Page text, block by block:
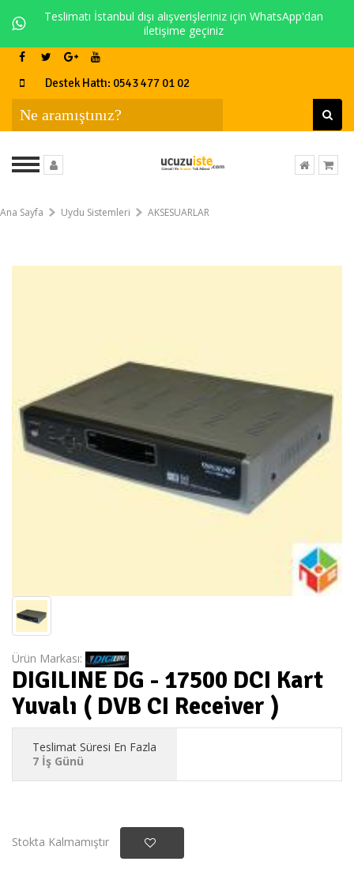
Teslimatı İstanbul dışı alışverişleriniz için WhatsApp'dan
iletişime geçiniz
Destek Hattı: 0543 477 01 02
Ana Sayfa Uydu Sistemleri AKSESUARLAR
Ürün Markası:
DIGILINE DG - 17500 DCI Kart
Yuvalı ( DVB CI Receiver )
Teslimat Süresi En Fazla
7 İş Günü
Stokta Kalmamıştır